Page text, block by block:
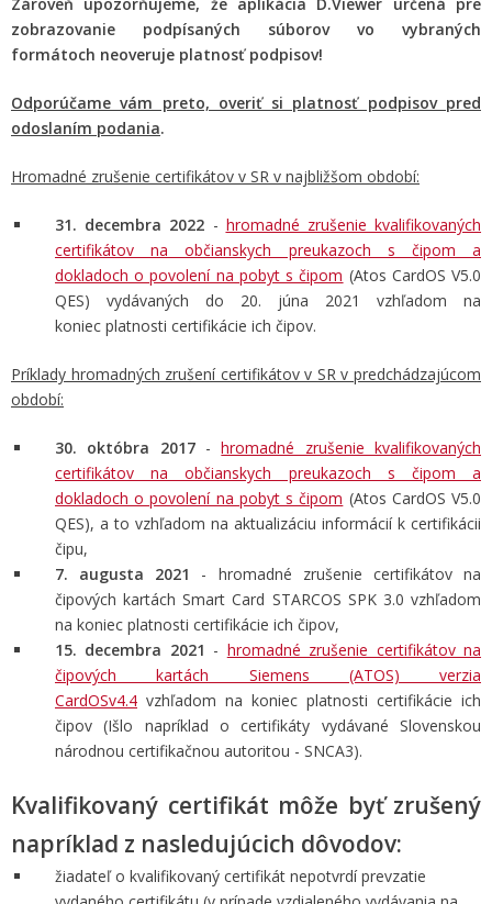
zobrazovanie podpísaných súborov vo vybraných
formátoch neoveruje platnosť podpisov!
Odporúčame vám preto, overiť si platnosť podpisov pred
odoslaním podania.
Hromadné zrušenie certifikátov v SR v najbližšom období:
31. decembra 2022 - hromadné zrušenie kvalifikovaných
certifikátov na občianskych preukazoch s čipom a
dokladoch o povolení na pobyt s čipom (Atos CardOS V5.0
QES) vydávaných do 20. júna 2021 vzhľadom na
koniec platnosti certifikácie ich čipov.
Príklady hromadných zrušení certifikátov v SR v predchádzajúcom
období:
30. októbra 2017-hromadné zrušenie kvalifikovaných
certifikátov na občianskych preukazoch s čipom a
dokladoch o povolení na pobyt s čipom (Atos CardOS V5.0
QES), a to vzhľadom na aktualizáciu informácií k certifikácii
čipu,
7. augusta 2021
- hromadné zrušenie certifikátov na
čipových kartách Smart Card STARCOS SPK 3.0 vzhľadom
na koniec platnosti certifikácie ich čipov,
15. decembra 2021 - hromadné zrušenie certifikátov na
čipových kartách Siemens (ATOS) verzia
CardOSv4.4 vzhľadom na koniec platnosti certifikácie ich
čipov (Išlo napríklad o certifikáty vydávané Slovenskou
národnou certifikačnou autoritou - SNCA3).
Kvalifikovaný certifikát môže byť zrušený
napríklad z nasledujúcich dôvodov:
žiadateľ o kvalifikovaný certifikát nepotvrdí prevzatie